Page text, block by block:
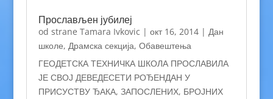
Прослављен јубилеј
od strane Tamara Ivkovic | окт 16, 2014| Дан
школе, Драмска секција, Обавештења
ГЕОДЕТСКА ТЕХНИЧКА ШКОЛА ПРОСЛАВИЛА
ЈЕ СВОЈ ДЕВЕДЕСЕТИ РОЂЕНДАН У
ПРИСУСТВУ ЂАКА, ЗАПОСЛЕНИХ, БРОЈНИХ